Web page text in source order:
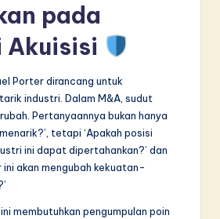
pada
Porter dirancang untuk
industri. Dalam M&A, sudut
Pertanyaannya bukan hanya
tetapi ‘Apakah posisi
ini dapat dipertahankan?’ dan
ini akan mengubah kekuatan-
membutuhkan pengumpulan poin